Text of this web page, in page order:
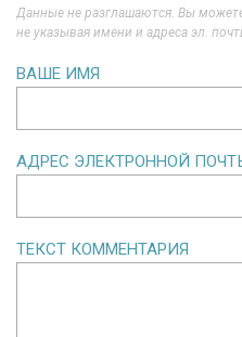
Данные не разглашаются. Вы
не указывая имени и адреса эл.
ВАШЕ ИМЯ
АДРЕС ЭЛЕКТРОННОЙ
ТЕКСТ КОММЕНТАРИЯ